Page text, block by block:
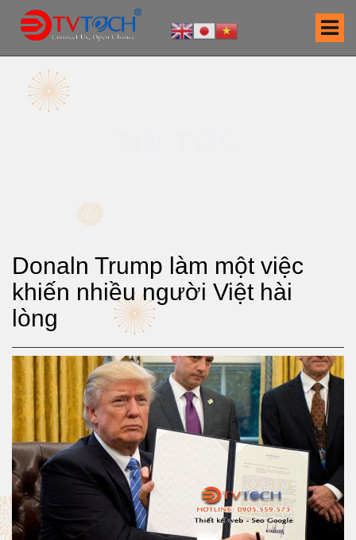
Donaln Trump làm một việc
khiến nhiều người Việt hài
lòng